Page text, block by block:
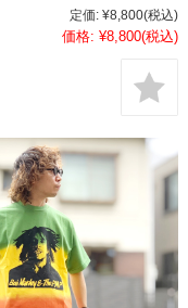
定価: ¥8,800(税込)
価格: ¥8,800(税込)